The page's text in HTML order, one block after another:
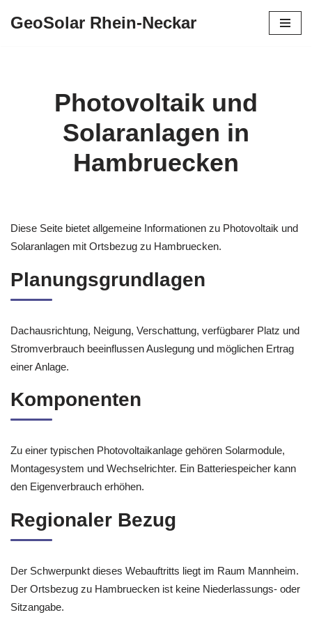
GeoSolar Rhein-Neckar
Photovoltaik und
Solaranlagen in
Hambruecken
Diese Seite bietet allgemeine Informationen zu Photovoltaik und
Solaranlagen mit Ortsbezug zu Hambruecken.
Planungsgrundlagen
Dachausrichtung, Neigung, Verschattung, verfügbarer Platz und
Stromverbrauch beeinflussen Auslegung und möglichen Ertrag
einer Anlage.
Komponenten
Zu einer typischen Photovoltaikanlage gehören Solarmodule,
Montagesystem und Wechselrichter. Ein Batteriespeicher kann
den Eigenverbrauch erhöhen.
Regionaler Bezug
Der Schwerpunkt dieses Webauftritts liegt im Raum Mannheim.
Der Ortsbezug zu Hambruecken ist keine Niederlassungs- oder
Sitzangabe.